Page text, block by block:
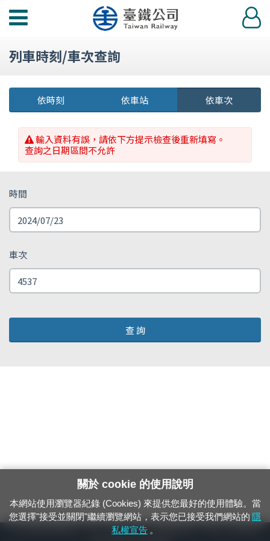
功
選
登
入
列車時刻/車次查詢
依時刻 依車站 依車次
輸入資料有誤，請依下方提示檢查後重新填寫。
查詢之日期區間不允許
時間
車次
查 詢
24小時緊急通報電話：1933（市話、手機，僅限發現軌道、平交道、橋樑及隧
關於 cookie 的使用說明
本網站使用瀏覽器紀錄 (Cookies) 來提供您最好的使用體驗。當
您選擇"接受並關閉"繼續瀏覽網站，表示您已接受我們網站的 隱
私權宣告 。